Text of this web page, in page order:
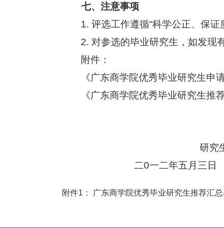
七、注意事项
1.评选工作遵循“科学公正、保证
2. 对参选的毕业研究生，如发现
附件：
《广东商学院优秀毕业研究生申
《广东商学院优秀毕业研究生推
研究
二0一二年五月三日
附件1： 广东商学院优秀毕业研究生推荐汇